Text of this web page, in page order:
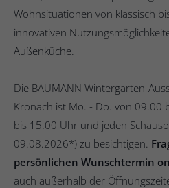
Wohnsituationen von klassisch
innovativen
Außenküche.
Die BAUMANN Wintergarten-
Kronach ist Mo. - Do. von 09.00
bis 15.00 Uhr und jeden
09.08.2026*) zu besichtigen.
persönlichen Wunschtermin
auch außerhalb der